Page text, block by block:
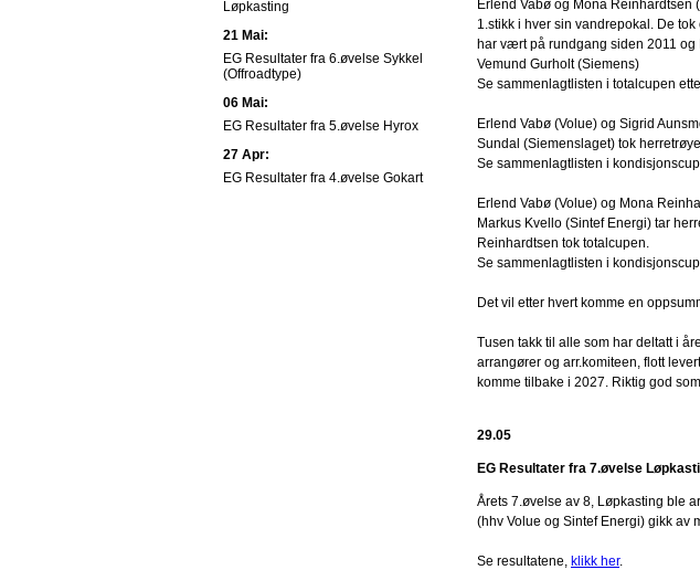
Løpkasting
21 Mai:
EG Resultater fra 6.øvelse Sykkel
(Offroadtype)
06 Mai:
EG Resultater fra 5.øvelse Hyrox
27 Apr:
EG Resultater fra 4.øvelse Gokart
Erlend Vabø og Mona Reinhardtsen
1.stikk i hver sin vandrepokal. De
har vært på rundgang siden 2011 og
Vemund Gurholt (Siemens)
Se sammenlagtlisten i totalcupen
Erlend Vabø (Volue) og Sigrid
Sundal (Siemenslaget) tok
Se sammenlagtlisten i
Erlend Vabø (Volue) og Mona
Markus Kvello (Sintef Energi) tar
Reinhardtsen tok totalcupen.
Se sammenlagtlisten i
Det vil etter hvert komme en
Tusen takk til alle som har deltatt i
arrangører og arr.komiteen, flott
komme tilbake i 2027. Riktig god
29.05
EG Resultater fra 7.øvelse
Årets 7.øvelse av 8, Løpkasting ble
(hhv Volue og Sintef Energi) gikk av
Se resultatene, klikk her.